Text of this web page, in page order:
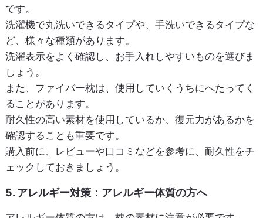
です。
洗濯機で丸洗いできるタイプや、手洗いできるタイプな
ど、様々な種類があります。
洗濯表示をよく確認し、お手入れしやすいものを選びま
しょう。
また、ファイバー枕は、使用していくうちにへたってく
ることがあります。
耐久性の高い素材を使用しているか、復元力があるかを
確認することも重要です。
購入前に、レビューや口コミなどを参考に、耐久性をチ
ェックしておきましょう。
5. アレルギー対策：アレルギー体質の方へ